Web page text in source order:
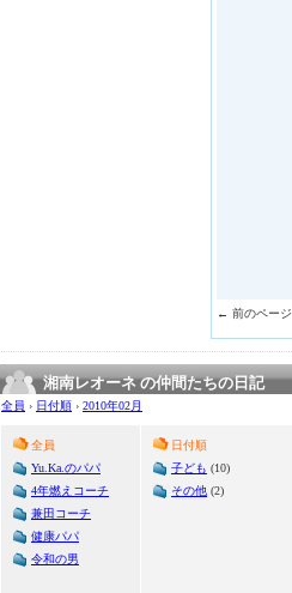
← 前のページ
湘南レオーネ の仲間たちの日記
全員 › 日付順 › 2010年02月
全員
Yu.Ka.のパパ
4年燃えコーチ
兼田コーチ
健康パパ
令和の男
日付順
子ども (10)
その他 (2)